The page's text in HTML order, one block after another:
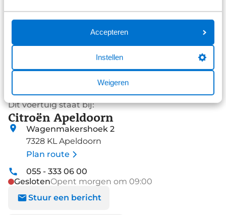
Accepteren
Instellen
Weigeren
welkom om deze auto te komen bekijken, neemt u
snel contact met ons op? .
Dit voertuig staat bij:
Citroën Apeldoorn
Wagenmakershoek 2
7328 KL Apeldoorn
Plan route
055 - 333 06 00
GeslotenOpent morgen om 09:00
Stuur een bericht